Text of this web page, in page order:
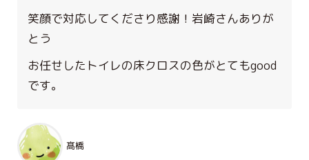
笑顔で対応してくださり感謝！岩崎さんありが
とう
お任せしたトイレの床クロスの色がとてもgood
です。
髙橋